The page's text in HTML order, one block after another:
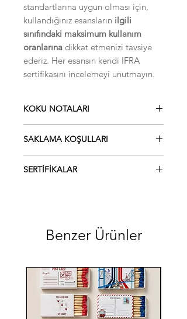
standartlarına uygun olması için,
kullandığınız esansların ilgili
sınıfındaki maksimum kullanım
oranlarına dikkat etmenizi tavsiye
ederiz. Her esansın kendi IFRA
sertifikasını incelemeyi unutmayın.
KOKU NOTALARI
Eucalyptus
Orta Notalar:Geranium, Rose, Pine
Baz Notalar:Geranium, Conifer
SAKLAMA KOŞULLARI
Direkt güneş ışığına maruz
SERTİFİKALAR
Benzer Ürünler